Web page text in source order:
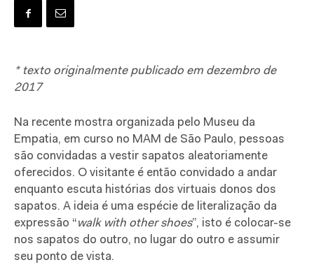
* texto originalmente publicado em dezembro de
2017
N a recente mostra organizada pelo Museu da
Empatia, em curso no MAM de São Paulo, pessoas
são convidadas a vestir sapatos aleatoriamente
oferecidos. O visitante é então convidado a andar
enquanto escuta histórias dos virtuais donos dos
sapatos. A ideia é uma espécie de literalização da
expressão “walk with other shoes”, isto é colocar-se
nos sapatos do outro, no lugar do outro e assumir
seu ponto de vista.